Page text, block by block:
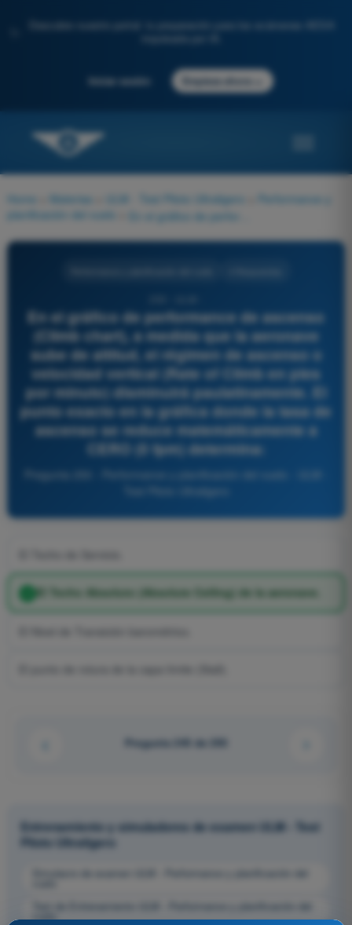
Descubre nuestro portal: tu preparación para los exámenes AESA
Iniciar sesión Empieza ahora
Home Materias ULM - Test Piloto Ultraligero
Performance y
planificación del vuelo
En el gráfico de performance de ascenso
(Climb chart), a medida que la aeronave
sube de altitud, el régimen de ascenso o
velocidad vertical (Rate of Climb en pies
por minuto) disminuirá paulatinamente. El
punto exacto en la gráfica donde la tasa de
ascenso se reduce matemáticamente a
CERO (0 fpm) determina:
Pregunta 250 - Performance y planificación del vuelo - ULM -
El Techo Absoluto (Absolute Ceiling) de la aeronave.
Pregunta 245 de 293
Entrenamiento y simuladores de examen ULM - Test
Piloto Ultraligero
Simulacro de examen ULM - Performance y planificación del
Test de Entrenamiento ULM - Performance y planificación del
vuelo